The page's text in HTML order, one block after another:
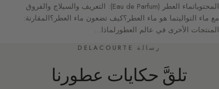
المحتوياتماء العطر (Eau de Parfum): التعريف والسيلاج والفروق
مع ماء التواليتما هو ماء العطر؟كيف تضعون ماء العطر؟المقارنة:
المنتجات الأخرى في عالم العطورلماذا…
رسالة DELACOURTE
تلقَّ حكايات عطورنا